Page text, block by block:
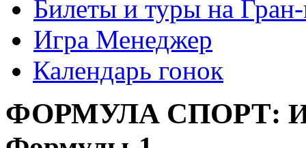
Билеты и туры на
Игра Менеджер
Календарь гонок
ФОРМУЛА СПОРТ: